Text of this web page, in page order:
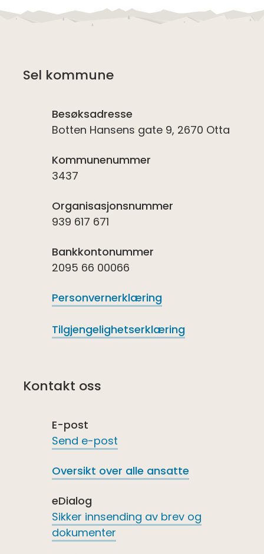
Sel kommune
Besøksadresse
Botten Hansens gate 9, 2670 Otta
Kommunenummer
3437
Organisasjonsnummer
939 617 671
Bankkontonummer
2095 66 00066
Personvernerklæring
Tilgjengelighetserklæring
Kontakt oss
E-post
Send e-post
Oversikt over alle ansatte
eDialog
Sikker innsending av brev og
dokumenter